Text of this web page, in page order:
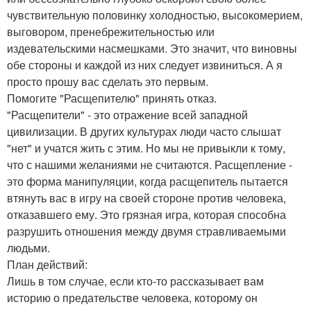
чувствительную половинку холодностью, высокомерием,
выговором, пренебрежительностью или
издевательскими насмешками. Это значит, что виновны
обе стороны и каждой из них следует извиниться. А я
просто прошу вас сделать это первым.
Помогите "Расщепителю" принять отказ.
"Расщепители" - это отражение всей западной
цивилизации. В других культурах люди часто слышат
"нет" и учатся жить с этим. Но мы не привыкли к тому,
что с нашими желаниями не считаются. Расщепление -
это форма манипуляции, когда расщепитель пытается
втянуть вас в игру на своей стороне против человека,
отказавшего ему. Это грязная игра, которая способна
разрушить отношения между двумя стравливаемыми
людьми.
План действий:
Лишь в том случае, если кто-то рассказывает вам
историю о предательстве человека, которому он